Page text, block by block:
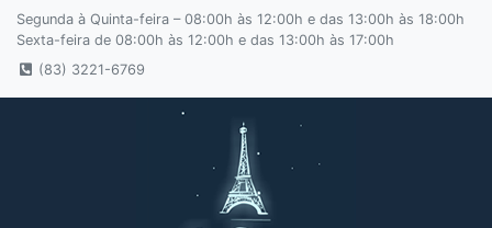
Segunda à Quinta-feira – 08:00h às 12:00h e das 13:00h às 18:00h
Sexta-feira de 08:00h às 12:00h e das 13:00h às 17:00h
(83) 3221-6769